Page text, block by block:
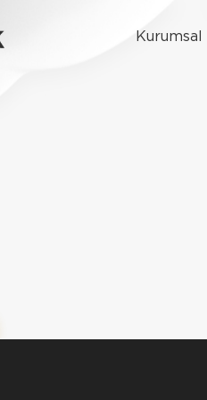
Kurumsal